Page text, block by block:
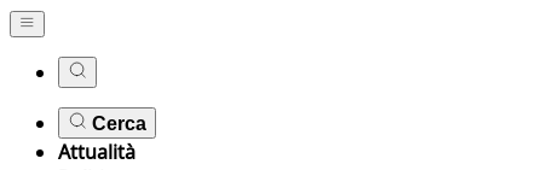
Cerca
Attualità